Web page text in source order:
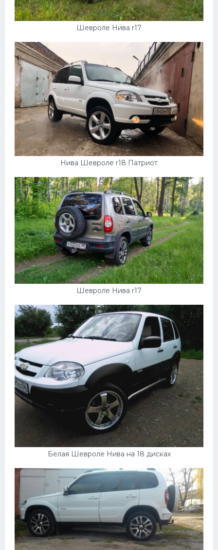
Шевроле Нива r17
Нива Шевроле r18 Патриот
Шевроле Нива r17
Белая Шевроле Нива на 18 дисках
Скания
Черри
Джили
Хавал
Кавасаки
Инфинити
ЛУАЗ
Фиат
Субару
Опель
Подводные лодки
Митсубиси
Киа
Танки
Порше
Самолеты
Корабли
Комплектующие
Тойота
Лодки
Шкода
Вертолеты
Велосипеды
Рено
Прогулочные суда
Хендай